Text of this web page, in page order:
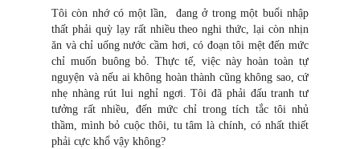
Tôi còn nhớ có một lần, đang ở trong một buổi nhập
thất phải quỳ lạy rất nhiều theo nghi thức, lại còn nhịn
ăn và chỉ uống nước cầm hơi, có đoạn tôi mệt đến mức
chỉ muốn buông bỏ. Thực tế, việc này hoàn toàn tự
nguyện và nếu ai không hoàn thành cũng không sao, cứ
nhẹ nhàng rút lui nghỉ ngơi. Tôi đã phải đấu tranh tư
tưởng rất nhiều, đến mức chỉ trong tích tắc tôi nhủ
thầm, mình bỏ cuộc thôi, tu tâm là chính, có nhất thiết
phải cực khổ vậy không?